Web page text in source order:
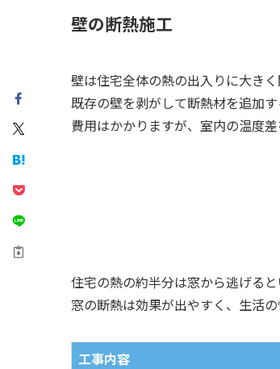
壁の断熱施工
壁は住宅全体の熱の出入りに大きく
既存の壁を剥がして断熱材を追加
費用はかかりますが、室内の温度
住宅の熱の約半分は窓から逃げると
窓の断熱は効果が出やすく、生活の
工事内容